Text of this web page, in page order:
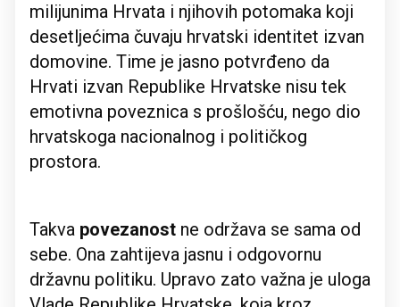
milijunima Hrvata i njihovih potomaka koji
desetljećima čuvaju hrvatski identitet izvan
domovine. Time je jasno potvrđeno da
Hrvati izvan Republike Hrvatske nisu tek
emotivna poveznica s prošlošću, nego dio
hrvatskoga nacionalnog i političkog
prostora.
Takva povezanost ne održava se sama od
sebe. Ona zahtijeva jasnu i odgovornu
državnu politiku. Upravo zato važna je uloga